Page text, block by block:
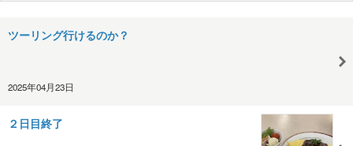
ツーリング行けるのか？
2025年04月23日
２日目終了